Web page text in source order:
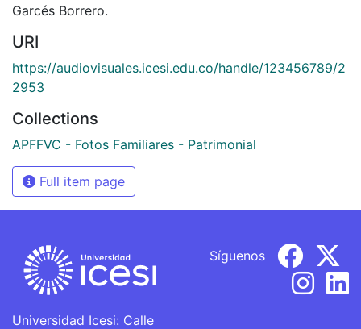
Garcés Borrero.
URI
https://audiovisuales.icesi.edu.co/handle/123456789/2
2953
Collections
APFFVC - Fotos Familiares - Patrimonial
Full item page
Universidad Icesi: Calle
Síguenos